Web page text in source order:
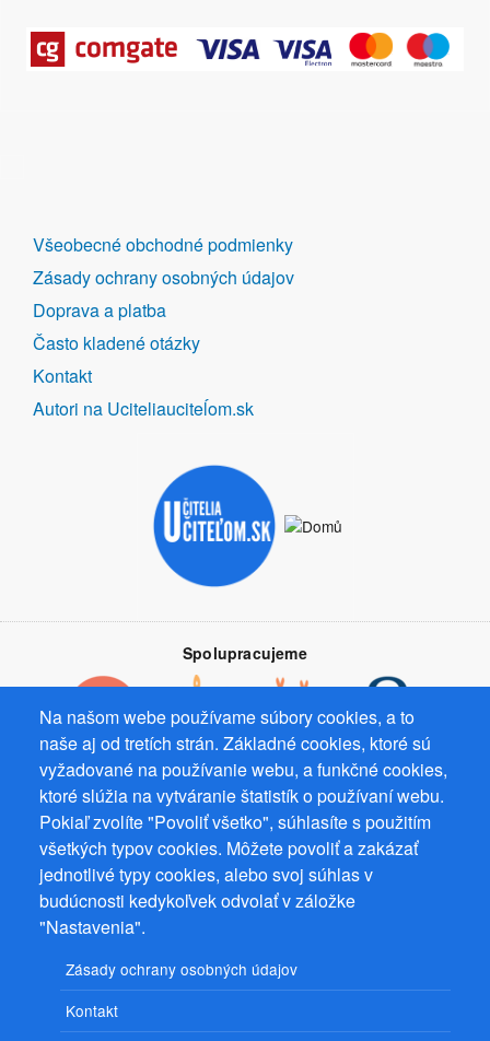
Na našom webe používame súbory cookies, a to
naše aj od tretích strán. Základné cookies, ktoré sú
vyžadované na používanie webu, a funkčné cookies,
ktoré slúžia na vytváranie štatistík o používaní webu.
Pokiaľ zvolíte "Povoliť všetko", súhlasíte s použitím
všetkých typov cookies. Môžete povoliť a zakázať
jednotlivé typy cookies, alebo svoj súhlas v
budúcnosti kedykoľvek odvolať v záložke
"Nastavenia".
Zásady ochrany osobných údajov
Kontakt
DALŠÍ
ODKAZY
Všeobecné obchodné podmienky
Zásady ochrany osobných údajov
Doprava a platba
Často kladené otázky
Kontakt
Autori na Uciteliauciteĺom.sk
Spolupracujeme
Prevádzkovateľ: Mgr. Bc. Žaneta Radimecká, MBA, Ostrov 256, 561
22 Ostrov, IČ 08993033, DIČ CZ9161263958
© 2026PuzzleWebss.r.o.